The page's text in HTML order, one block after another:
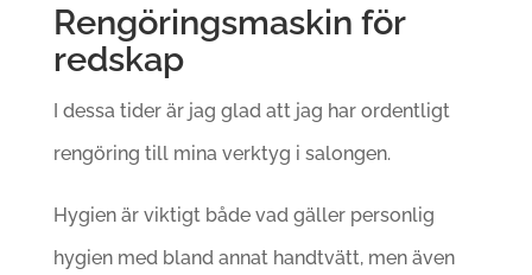
Rengöringsmaskin för
redskap
I dessa tider är jag glad att jag har ordentligt
rengöring till mina verktyg i salongen.
Hygien är viktigt både vad gäller personlig
hygien med bland annat handtvätt, men även